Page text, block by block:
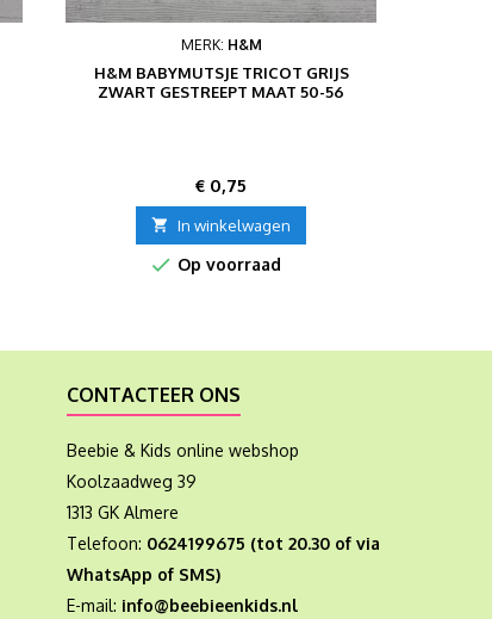
MERK: H&M
H&M BABYMUTSJE TRICOT GRIJS
ZWART GESTREEPT MAAT 50-56
Prijs
€ 0,75
 In winkelwagen
 Op voorraad
CONTACTEER ONS
Beebie & Kids online webshop
Koolzaadweg 39
1313 GK Almere
Telefoon: 0624199675 (tot 20.30 of via
WhatsApp of SMS)
E-mail: info@beebieenkids.nl